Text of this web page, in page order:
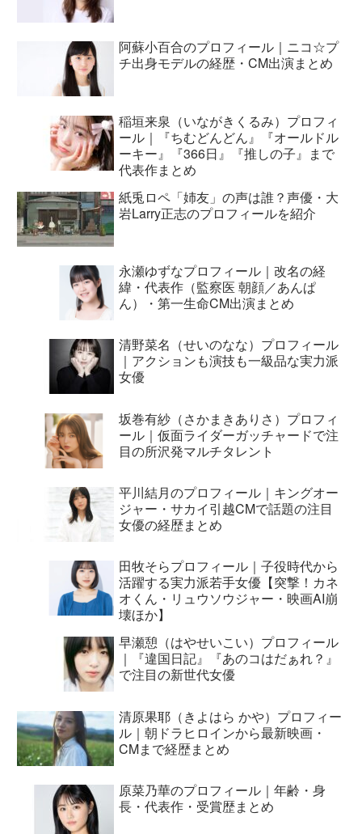
阿蘇小百合のプロフィール｜ニコ☆プ
チ出身モデルの経歴・CM出演まとめ
稲垣来泉（いながきくるみ）プロフィ
ール｜『ちむどんどん』『オールドル
ーキー』『366日』『推しの子』まで
代表作まとめ
紙兎ロペ「姉友」の声は誰？声優・大
岩Larry正志のプロフィールを紹介
永瀬ゆずなプロフィール｜改名の経
緯・代表作（監察医 朝顔／あんぱ
ん）・第一生命CM出演まとめ
清野菜名（せいのなな）プロフィール
｜アクションも演技も一級品な実力派
女優
坂巻有紗（さかまきありさ）プロフィ
ール｜仮面ライダーガッチャードで注
目の所沢発マルチタレント
平川結月のプロフィール｜キングオー
ジャー・サカイ引越CMで話題の注目
女優の経歴まとめ
田牧そらプロフィール｜子役時代から
活躍する実力派若手女優【突撃！カネ
オくん・リュウソウジャー・映画AI崩
壊ほか】
早瀬憩（はやせいこい）プロフィール
｜『違国日記』『あのコはだぁれ？』
で注目の新世代女優
清原果耶（きよはら かや）プロフィー
ル｜朝ドラヒロインから最新映画・
CMまで経歴まとめ
原菜乃華のプロフィール｜年齢・身
長・代表作・受賞歴まとめ